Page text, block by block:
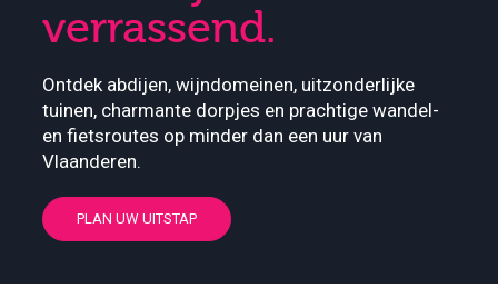
verrassend.
Ontdek abdijen, wijndomeinen, uitzonderlijke
tuinen, charmante dorpjes en prachtige wandel-
en fietsroutes op minder dan een uur van
Vlaanderen.
PLAN UW UITSTAP